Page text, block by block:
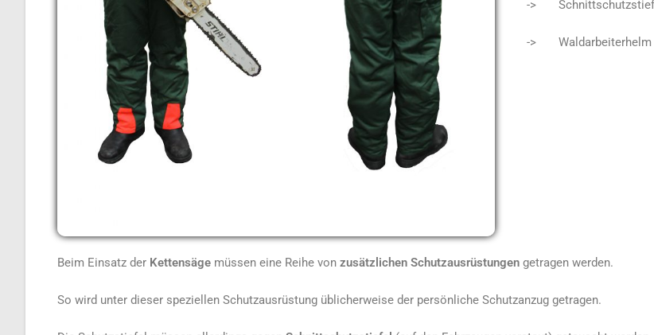
->
->
Beim Einsatz der Kettensäge müssen eine Reihe von zusätzlichen Schutzausrüstungen getragen werden.
So wird unter dieser speziellen Schutzausrüstung üblicherweise der persönliche Schutzanzug getragen.